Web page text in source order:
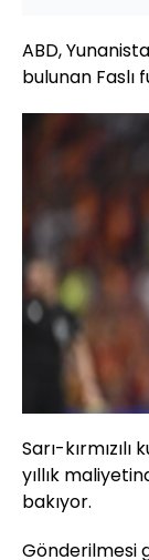
ABD,
bulunan
Sarı-
yıllık
bakıyor.
Gönderilmesi